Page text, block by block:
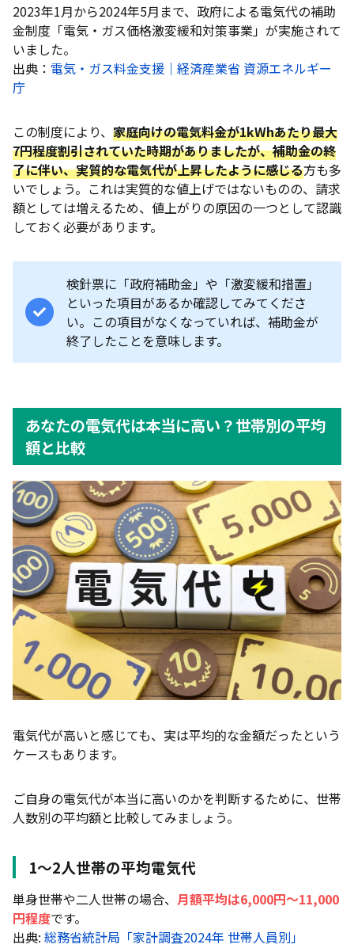
2023年1月から2024年5月まで、政府による電気代の補助
金制度「電気・ガス価格激変緩和対策事業」が実施されて
いました。
出典： 電気・ガス料金支援｜経済産業省 資源エネルギー
庁
この制度により、 家庭向けの電気料金が1kWhあたり最大
7円程度割引されていた時期がありましたが、補助金の終
了に伴い、実質的な電気代が上昇したように感じる方も多
いでしょう。これは実質的な値上げではないものの、請求
額としては増えるため、値上がりの原因の一つとして認識
しておく必要があります。
検針票に「政府補助金」や「激変緩和措置」
といった項目があるか確認してみてくださ
い。この項目がなくなっていれば、補助金が
終了したことを意味します。
あなたの電気代は本当に高い？世帯別の平均
額と比較
電気代が高いと感じても、実は平均的な金額だったという
ケースもあります。
ご自身の電気代が本当に高いのかを判断するために、世帯
人数別の平均額と比較してみましょう。
1〜2人世帯の平均電気代
単身世帯や二人世帯の場合、 月額平均は6,000円〜11,000
円程度です。
出典: 総務省統計局「家計調査2024年 世帯人員別」